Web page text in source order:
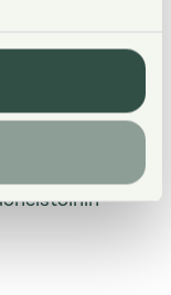
C-talosta,